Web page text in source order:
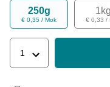
250g
€ 0,35 / Mok
1kg
€ 0,33 /
1